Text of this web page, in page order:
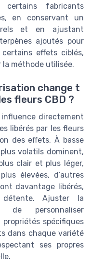
certains fabricants
en conservant un
et en ajustant
ajoutés pour
effets ciblés,
méthode utilisée.
change t
fleurs CBD ?
directement
libérés par les fleurs
des effets. À basse
volatils dominent,
clair et plus léger,
élevées, d’autres
davantage libérés,
Ajuster la
de personnaliser
spécifiques
dans chaque variété
ses propres